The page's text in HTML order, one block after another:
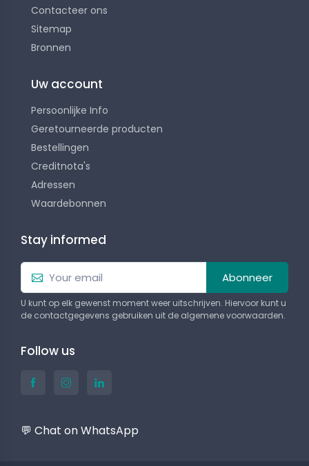
Contacteer ons
Sitemap
Bronnen
Uw account
Persoonlijke Info
Geretourneerde producten
Bestellingen
Creditnota's
Adressen
Waardebonnen
Stay informed
Abonneer
U kunt op elk gewenst moment weer uitschrijven. Hiervoor kunt u
de contactgegevens gebruiken uit de algemene voorwaarden.
Follow us
💬 Chat on WhatsApp